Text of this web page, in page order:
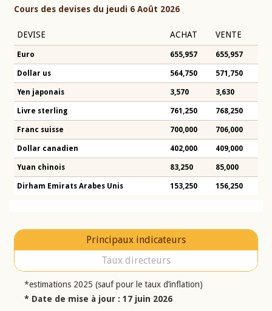
Cours des devises du jeudi 6 Août 2026
DEVISE ACHAT VENTE
Euro 655,957 655,957
Dollar us 564,750 571,750
Yen japonais 3,570 3,630
Livre sterling 761,250 768,250
Franc suisse 700,000 706,000
Dollar canadien 402,000 409,000
Yuan chinois 83,250 85,000
Dirham Emirats Arabes Unis 153,250 156,250
Principaux indicateurs
Taux directeurs
*estimations 2025 (sauf pour le taux d’inflation)
* Date de mise à jour : 17 juin 2026